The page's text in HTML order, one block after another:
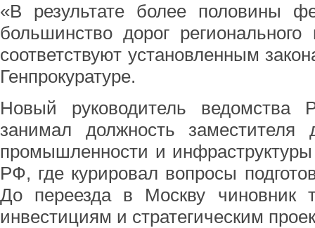
«В результате более половины
большинство дорог
соответствуют установленным
Генпрокуратуре.
Новый руководитель ведомства
занимал должность заместителя
промышленности и инфраструктуры
РФ, где курировал вопросы
До переезда в Москву чиновник
инвестициям и стратегическим